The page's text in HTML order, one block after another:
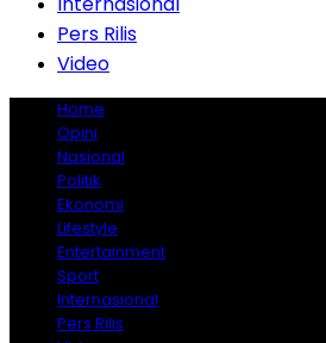
Pers Rilis
Video
Home
Opini
Nasional
Politik
Ekonomi
Lifestyle
Entertainment
Sport
Internasional
Pers Rilis